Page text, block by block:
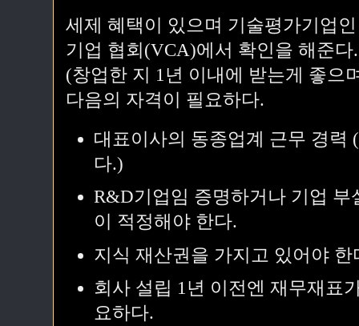
세제 혜택이 있으며 기술평가기업
기업 협회(VCA)에서 확인을 해준다.
(창업한 지 1년 이내에 받는게 좋으
다음의 자격이 필요하다.
대표이사의 동종업계 근무 경력
다.)
R&D기업임 증명하거나 기업
이 적정해야 한다.
지식 재산권을 가지고 있어야 한
회사 설립 1년 이전엔 재무재표
요하다.